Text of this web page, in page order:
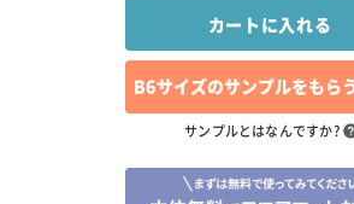
B6サイズのサンプルをもら
サンプルとはなんですか?